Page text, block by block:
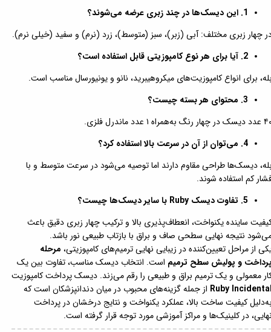
1. این دیسک‌ها در چند زبری عرضه می‌شوند؟
چهار زبری مختلف: آبی (زبر)، سبز (متوسط)، زرد (نرم) و سفید (خیلی نرم).
2. آیا برای هر نوع کامپوزیتی قابل استفاده است؟
برای انواع کامپوزیت‌های میکروهیبرید، نانو و یونیورسال مناسب است.
3. محتوای هر بسته چیست؟
به‌همراه ۱ عدد ماندرل فلزی.
4. می‌توان از آن در سرعت بالا استفاده کرد؟
دیسک‌ها طراحی مقاوم دارند اما توصیه می‌شود در سرعت متوسط و با
کم استفاده شوند.
5. تفاوت دیسک Ruby با سایر دیسک‌ها چیست؟
ساینده یکنواخت، انعطاف‌پذیری بالا و ترکیب چهار زبری دقیق باعث
نتیجه نهایی سطحی صاف و براق با بازتاب طبیعی نور باشد.
از مراحل تعیین‌کننده در زیبایی نهایی ترمیم‌های کامپوزیتی، مرحله
و پولیش سطح ترمیم است. انتخاب دیسک مناسب، تفاوت بین یک
معمولی و یک ترمیم براق و طبیعی را رقم می‌زند. دیسک پرداخت کامپوزیت
Ruby از جمله گزینه‌های محبوب در میان دندانپزشکان است که
کیفیت ساخت بالا، عملکرد یکنواخت و نتایج درخشان در پرداخت
در کلینیک‌ها و مراکز آموزشی مورد توجه قرار گرفته است.